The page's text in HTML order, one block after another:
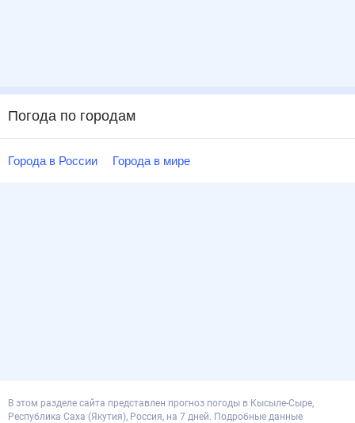
Погода по городам
Города в России Города в мире
В этом разделе сайта представлен прогноз погоды в Кысыле-Сыре,
Республика Саха (Якутия), Россия, на 7 дней. Подробные данные